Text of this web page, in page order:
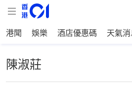
港聞 娛樂 酒店優惠碼 天氣消
陳淑莊